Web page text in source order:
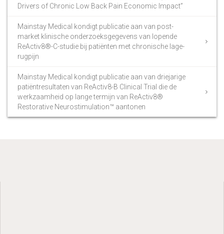
Drivers of Chronic Low Back Pain Economic Impact”
Mainstay Medical kondigt publicatie aan van post-
market klinische onderzoeksgegevens van lopende
ReActiv8®-C-studie bij patiënten met chronische lage-
rugpijn
Mainstay Medical kondigt publicatie aan van driejarige
patiëntresultaten van ReActiv8-B Clinical Trial die de
werkzaamheid op lange termijn van ReActiv8®
Restorative Neurostimulation™ aantonen